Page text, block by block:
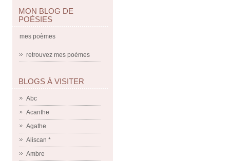
MON BLOG DE
POÉSIES
mes poèmes
retrouvez mes poèmes
BLOGS À VISITER
Abc
Acanthe
Agathe
Aliscan *
Ambre